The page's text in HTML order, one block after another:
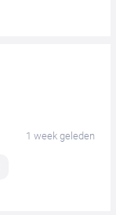
1 week geleden